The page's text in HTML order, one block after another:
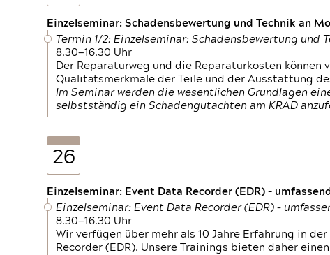
Einzelseminar: Schadensbewertung und Technik an
Termin 1/2: Einzelseminar: Schadensbewertung
8.30—16.30 Uhr
Der Reparaturweg und die Reparaturkosten
Qualitätsmerkmale der Teile und der Ausstattung
Im Seminar werden die wesentlichen Grundlagen
selbstständig ein Schadengutachten am KRAD
26
Einzelseminar: Event Data Recorder (EDR) –
Einzelseminar: Event Data Recorder (EDR) –
8.30—16.30 Uhr
Wir verfügen über mehr als 10 Jahre Erfahrung in
Recorder (EDR). Unsere Trainings bieten daher